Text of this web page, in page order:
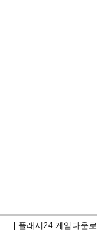
플래시24 게임다운로